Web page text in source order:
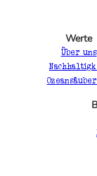
Werte
Über uns